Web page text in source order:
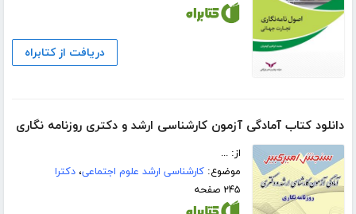
دریافت از کتابراه
دانلود کتاب آمادگی آزمون کارشناسی ارشد و دکتری روزنامه نگاری
از: ...
موضوع:کارشناسی ارشد علوم اجتماعی،دکترا
۲۴۵ صفحه